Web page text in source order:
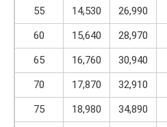
55
14,530 26,990
60
15,640 28,970
65
16,760 30,940
70
17,870 32,910
75
18,980 34,890